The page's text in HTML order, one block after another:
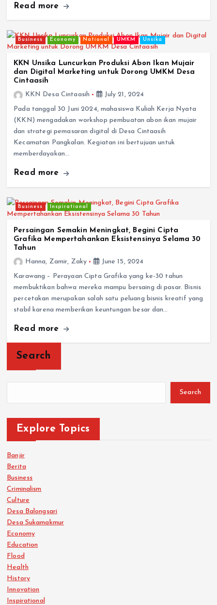
Read more
Business Economy National UMKM Unsika
KKN Unsika Luncurkan Produksi Abon Ikan Mujair
dan Digital Marketing untuk Dorong UMKM Desa
Cintaasih
KKN Desa Cintaasih
July 21, 2024
Pada tanggal 30 Juni 2024, mahasiswa Kuliah Kerja Nyata
(KKN) mengadakan workshop pembuatan abon ikan mujair
dan strategi pemasaran digital di Desa Cintaasih
Kecamatan Pangkalan. Kegiatan ini bertujuan untuk
memberdayakan…
Read more
Business Inspirational
Persaingan Semakin Meningkat, Begini Cipta
Grafika Mempertahankan Eksistensinya Selama 30
Tahun
Hanna, Zamir, Zaky
June 15, 2024
Karawang – Perayaan Cipta Grafika yang ke-30 tahun
membuktikan bahwa mereka mampu bersaing di pasar. Bisnis
percetakan merupakan salah satu peluang bisnis kreatif yang
stabil karena memberikan keuntungan besar dan…
Read more
Search
Search
Explore Topics
Banjir
Berita
Business
Criminalism
Culture
Desa Balongsari
Desa Sukamakmur
Economy
Education
Flood
Health
History
Innovation
Inspirational